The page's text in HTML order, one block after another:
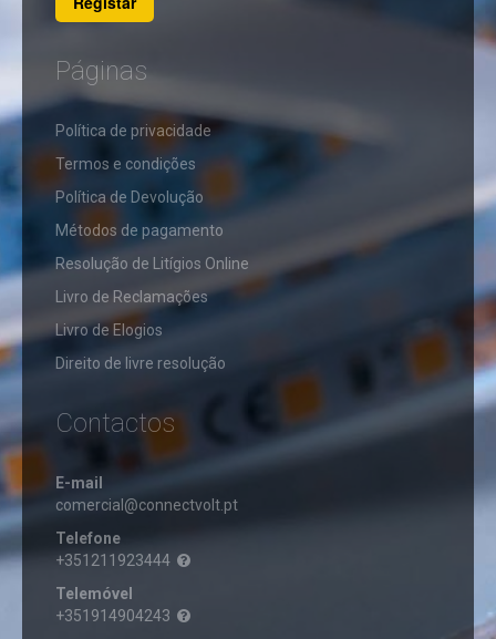
TUBOS
T8
REGUAS
CANDEEIROS
LED
CANDEEIROS
DE
PÉ
CANDEEIROS
SEM
LÂMPADA
APLIQUES
DE
SEM
LÂMPADA
SECRETÁRIA
CANDEEIROS
DE
TETO
DOWNLIGHTS,
PLAFONDS
E
LED
&
SUPERFÍCIE
ENCASTRAR
PLAFON
PROJETORES
DOWNLIGHT
SPOTLIGHT
FERRAMENTAS
ALICATES
DE
FERRAMENTAS
DE
MÃO
INSTRUMENTAÇÃO
MOCHILAS
FIBRA
CABOS
FIBRA
FERRAMENTAS
ÓTICA
FITAS
NEON
ACESSÓRIOS
FITAS
FONTES
Páginas
​Política de privacidade
Termos e condições
Política de Devolução
Métodos de pagamento
Resolução de Litígios Online
Livro de Reclamações
Livro de Elogios
Direito de livre resolução
Contactos
E-mail
comercial@connectvolt.pt
Telefone
+351211923444
Telemóvel
+351914904243